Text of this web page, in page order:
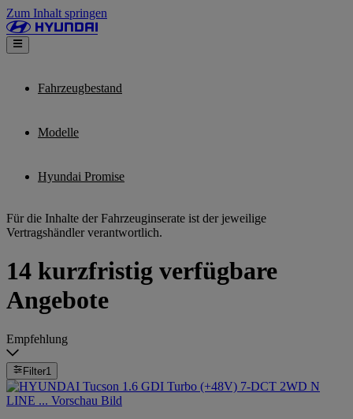
Zum Inhalt springen
Fahrzeugbestand
Modelle
Hyundai Promise
Für die Inhalte der Fahrzeuginserate ist der jeweilige
Vertragshändler verantwortlich.
14 kurzfristig verfügbare
Angebote
Empfehlung
Filter1